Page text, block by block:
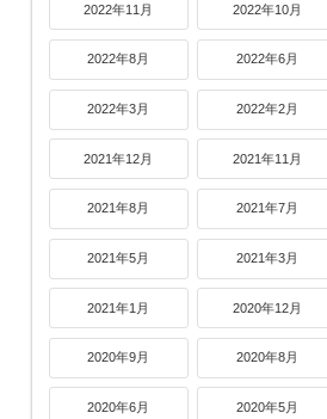
2022年11月 2022年10月
2022年8月 2022年6月
2022年3月 2022年2月
2021年12月 2021年11月
2021年8月 2021年7月
2021年5月 2021年3月
2021年1月 2020年12月
2020年9月 2020年8月
2020年6月 2020年5月